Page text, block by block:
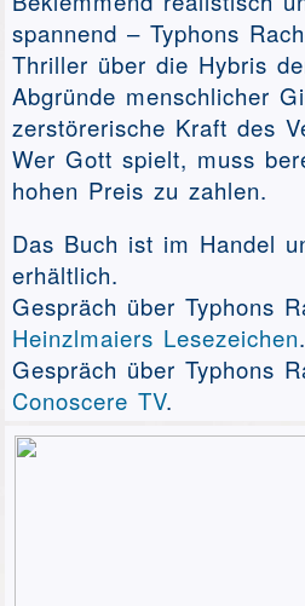
spannend – Typhons
Thriller über die Hybris
Abgründe menschlicher
zerstörerische Kraft des
Wer Gott spielt, muss
hohen Preis zu zahlen.
Das Buch ist im Handel
erhältlich.
Gespräch über Typhons
Heinzlmaiers Lesezeichen.
Gespräch über Typhons
Conoscere TV.